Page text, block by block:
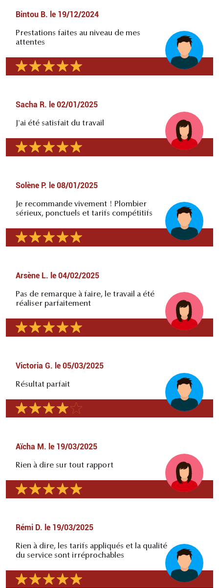
Bintou B. le 19/12/2024
Prestations faites au niveau de mes
attentes
Sacha R. le 02/01/2025
J'ai été satisfait du travail
Solène P. le 08/01/2025
Je recommande vivement ! Plombier
sérieux, ponctuels et tarifs compétitifs
Arsène L. le 04/02/2025
Pas de remarque à faire, le travail a été
réaliser parfaitement
Victoria G. le 05/03/2025
Résultat parfait
Aïcha M. le 19/03/2025
Rien à dire sur tout rapport
Rémi D. le 19/03/2025
Rien à dire, les tarifs appliqués et la qualité
du service sont irréprochables